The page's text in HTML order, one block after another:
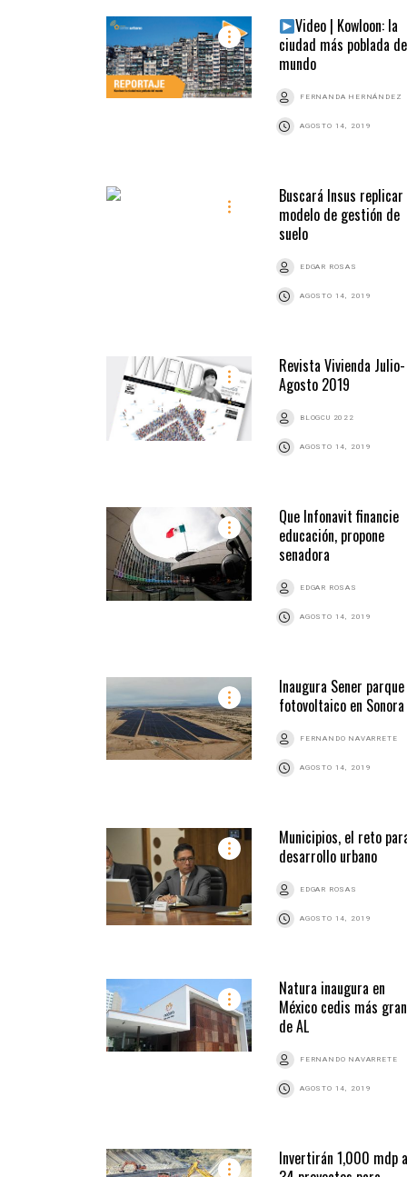
Video | Kowloon: la
ciudad más poblada
mundo
FERNANDA HERNÁNDEZ
AGOSTO 14, 2019
Buscará Insus replicar
modelo de gestión de
suelo
EDGAR ROSAS
AGOSTO 14, 2019
Revista Vivienda Julio-
Agosto 2019
BLOGCU 2022
AGOSTO 14, 2019
Que Infonavit financie
educación, propone
senadora
EDGAR ROSAS
AGOSTO 14, 2019
Inaugura Sener parque
fotovoltaico en Sonora
FERNANDO NAVARRETE
AGOSTO 14, 2019
Municipios, el reto
desarrollo urbano
EDGAR ROSAS
AGOSTO 14, 2019
Natura inaugura en
México cedis más
de AL
FERNANDO NAVARRETE
AGOSTO 14, 2019
Invertirán 1,000 mdp a